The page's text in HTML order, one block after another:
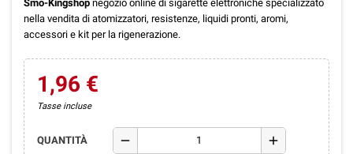
Smo-Kingshop negozio online di sigarette elettroniche specializzato
nella vendita di atomizzatori, resistenze, liquidi pronti, aromi,
accessori e kit per la rigenerazione.
1,96 €
Tasse incluse
QUANTITÀ remove add